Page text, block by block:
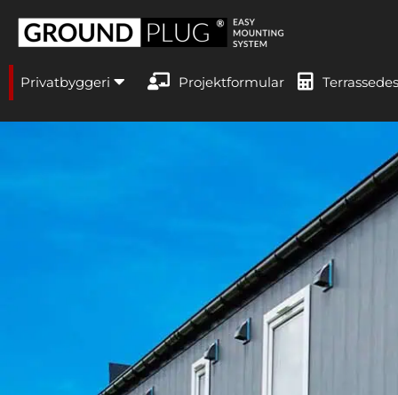
Privatbyggeri Projektformular